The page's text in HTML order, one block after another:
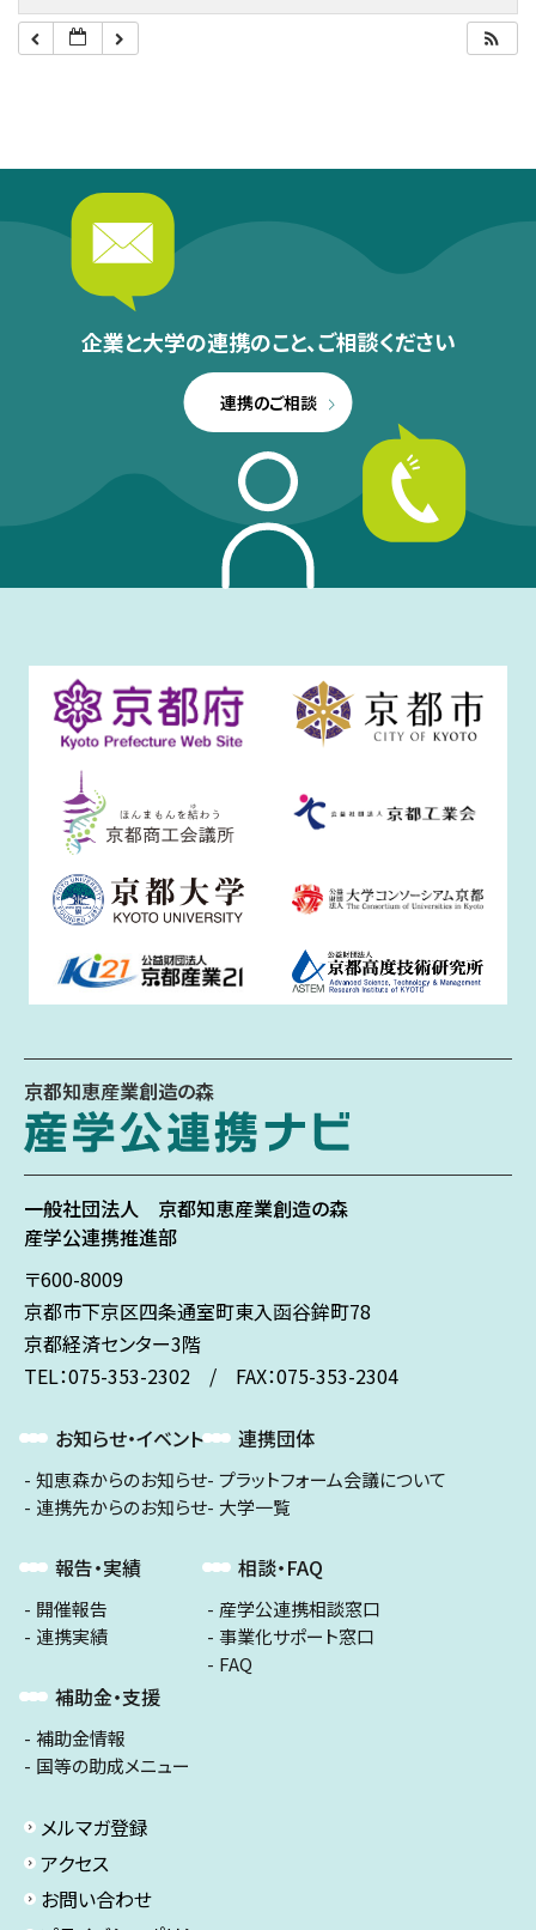
企業と大学の連携のこと、ご相談ください
連携のご相談
京都知恵産業創造の森
一般社団法人 京都知恵産業創造の森
産学公連携推進部
〒600-8009
京都市下京区四条通室町東入函谷鉾町78
京都経済センター3階
TEL：075-353-2302 / FAX：075-353-2304
お知らせ・イベント
知恵森からのお知らせ
連携先からのお知らせ
報告・実績
開催報告
連携実績
補助金・支援
補助金情報
国等の助成メニュー
連携団体
プラットフォーム会議について
大学一覧
相談・FAQ
産学公連携相談窓口
事業化サポート窓口
FAQ
メルマガ登録
アクセス
お問い合わせ